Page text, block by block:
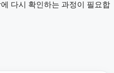
다시 확인하는 과정이 필요합